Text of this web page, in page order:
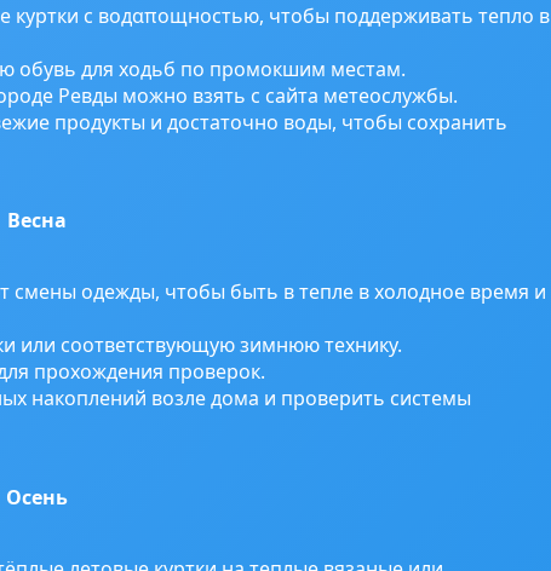
куртки с водαπощностью, чтобы поддерживать тепло в
обувь для ходьб по промокшим местам.
Ревды можно взять с сайта метеослужбы.
продукты и достаточно воды, чтобы сохранить
Весна
смены одежды, чтобы быть в тепле в холодное время и
или соответствующую зимнюю технику.
прохождения проверок.
накоплений возле дома и проверить системы
Осень